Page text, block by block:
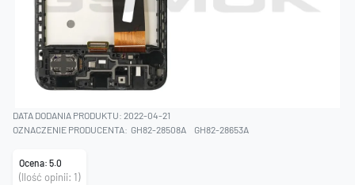
DATA DODANIA PRODUKTU: 2022-04-21
OZNACZENIE PRODUCENTA: GH82-28508A GH82-28653A
Ocena: 5.0
(Ilość opinii: 1)